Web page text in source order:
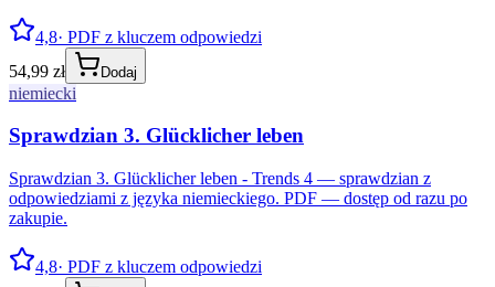
4,8· PDF z kluczem odpowiedzi
54,99 zł
Dodaj
niemiecki
Sprawdzian 3. Glücklicher leben
Sprawdzian 3. Glücklicher leben - Trends 4 — sprawdzian z
odpowiedziami z języka niemieckiego. PDF — dostęp od razu po
zakupie.
4,8· PDF z kluczem odpowiedzi